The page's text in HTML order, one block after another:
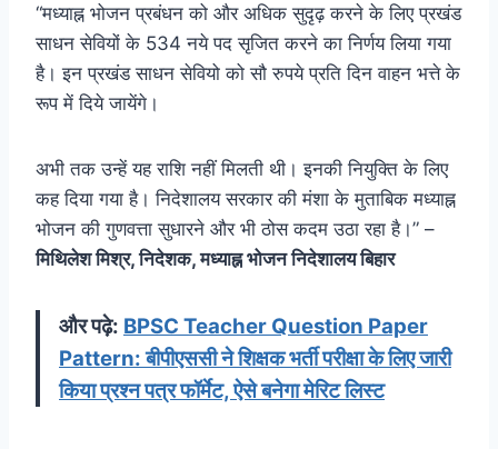
“मध्याह्न भोजन प्रबंधन को और अधिक सुदृढ़ करने के लिए प्रखंड
साधन सेवियों के 534 नये पद सृजित करने का निर्णय लिया गया
है। इन प्रखंड साधन सेवियो को सौ रुपये प्रति दिन वाहन भत्ते के
रूप में दिये जायेंगे।
अभी तक उन्हें यह राशि नहीं मिलती थी। इनकी नियुक्ति के लिए
कह दिया गया है। निदेशालय सरकार की मंशा के मुताबिक मध्याह्न
भोजन की गुणवत्ता सुधारने और भी ठोस कदम उठा रहा है।” –
मिथिलेश मिश्र, निदेशक, मध्याह्न भोजन निदेशालय बिहार
और पढ़े: BPSC Teacher Question Paper
Pattern: बीपीएससी ने शिक्षक भर्ती परीक्षा के लिए जारी
किया प्रश्न पत्र फॉर्मेट, ऐसे बनेगा मेरिट लिस्ट